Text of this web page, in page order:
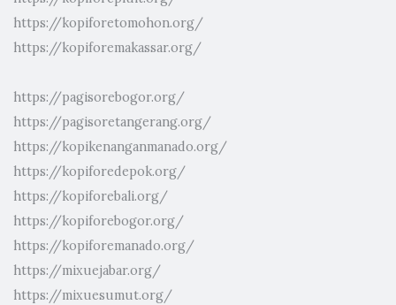
https://kopiforetomohon.org/
https://kopiforemakassar.org/
https://pagisorebogor.org/
https://pagisoretangerang.org/
https://kopikenanganmanado.org/
https://kopiforedepok.org/
https://kopiforebali.org/
https://kopiforebogor.org/
https://kopiforemanado.org/
https://mixuejabar.org/
https://mixuesumut.org/